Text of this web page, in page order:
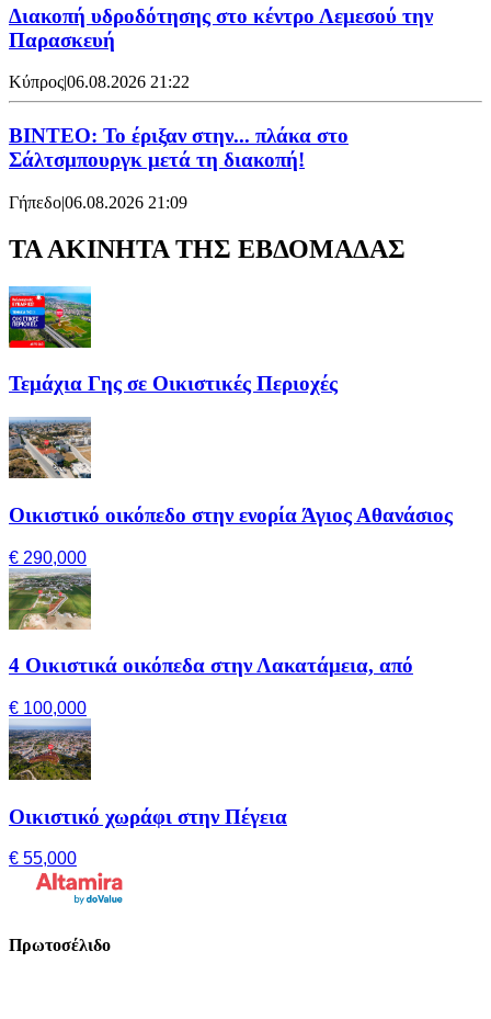
Διακοπή υδροδότησης στο κέντρο Λεμεσού την
Παρασκευή
Κύπρος|06.08.2026 21:22
ΒΙΝΤΕΟ: Το έριξαν στην... πλάκα στο
Σάλτσμπουργκ μετά τη διακοπή!
Γήπεδο|06.08.2026 21:09
ΤΑ ΑΚΙΝΗΤΑ ΤΗΣ ΕΒΔΟΜΑΔΑΣ
Τεμάχια Γης σε Οικιστικές Περιοχές
Οικιστικό οικόπεδο στην ενορία Άγιος Αθανάσιος
€ 290,000
4 Οικιστικά οικόπεδα στην Λακατάμεια, από
€ 100,000
Οικιστικό χωράφι στην Πέγεια
€ 55,000
Πρωτοσέλιδο